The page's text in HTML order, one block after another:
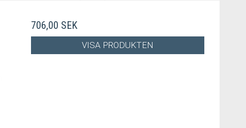
706,00 SEK
VISA PRODUKTEN